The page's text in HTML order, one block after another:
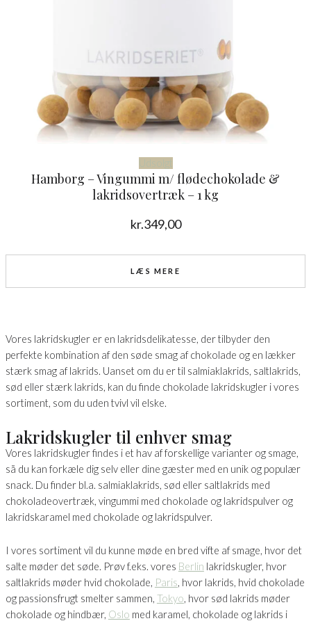
Udsolgt
Hamborg – Vingummi m/ flødechokolade &
lakridsovertræk – 1 kg
kr.349,00
LÆS MERE
Vores lakridskugler er en lakridsdelikatesse, der tilbyder den
perfekte kombination af den søde smag af chokolade og en lækker
stærk smag af lakrids. Uanset om du er til salmiaklakrids, saltlakrids,
sød eller stærk lakrids, kan du finde chokolade lakridskugler i vores
sortiment, som du uden tvivl vil elske.
Lakridskugler til enhver smag
Vores lakridskugler findes i et hav af forskellige varianter og smage,
så du kan forkæle dig selv eller dine gæster med en unik og populær
snack. Du finder bl.a. salmiaklakrids, sød eller saltlakrids med
chokoladeovertræk, vingummi med chokolade og lakridspulver og
lakridskaramel med chokolade og lakridspulver.
I vores sortiment vil du kunne møde en bred vifte af smage, hvor det
salte møder det søde. Prøv f.eks. vores Berlin lakridskugler, hvor
saltlakrids møder hvid chokolade, Paris, hvor lakrids, hvid chokolade
og passionsfrugt smelter sammen, Tokyo, hvor sød lakrids møder
chokolade og hindbær, Oslo med karamel, chokolade og lakrids i